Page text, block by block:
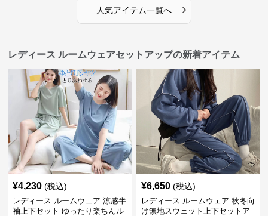
人気アイテム一覧へ ›
レディース ルームウェアセットアップの新着アイテム
¥4,230 (税込)
レディース ルームウェア 涼感半
袖上下セット ゆったり楽ちんル
¥6,650 (税込)
レディース ルームウェア 秋冬向
け無地スウェット上下セットア